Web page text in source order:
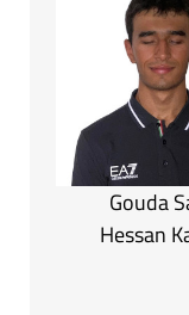
Gouda
Hessan